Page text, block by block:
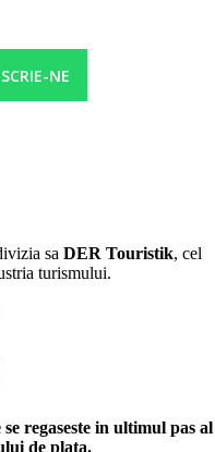
NE
sa DER Touristik, cel
turismului.
regaseste in ultimul pas al
de plata.